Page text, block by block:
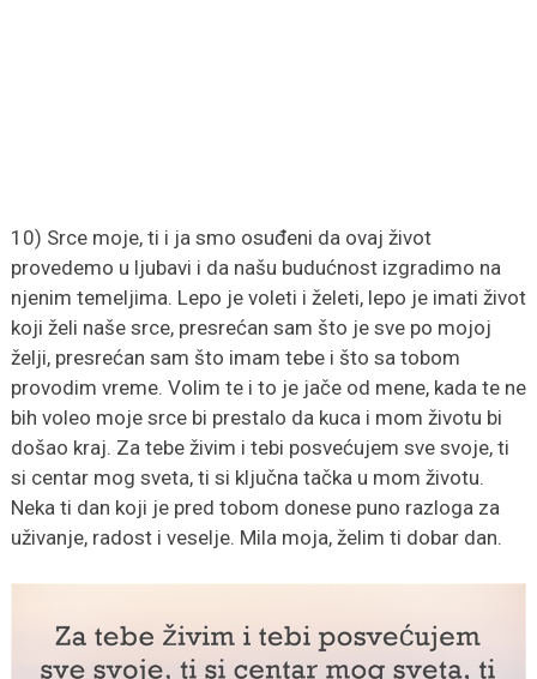
10) Srce moje, ti i ja smo osuđeni da ovaj život
provedemo u ljubavi i da našu budućnost izgradimo na
njenim temeljima. Lepo je voleti i želeti, lepo je imati život
koji želi naše srce, presrećan sam što je sve po mojoj
želji, presrećan sam što imam tebe i što sa tobom
provodim vreme. Volim te i to je jače od mene, kada te ne
bih voleo moje srce bi prestalo da kuca i mom životu bi
došao kraj. Za tebe živim i tebi posvećujem sve svoje, ti
si centar mog sveta, ti si ključna tačka u mom životu.
Neka ti dan koji je pred tobom donese puno razloga za
uživanje, radost i veselje. Mila moja, želim ti dobar dan.